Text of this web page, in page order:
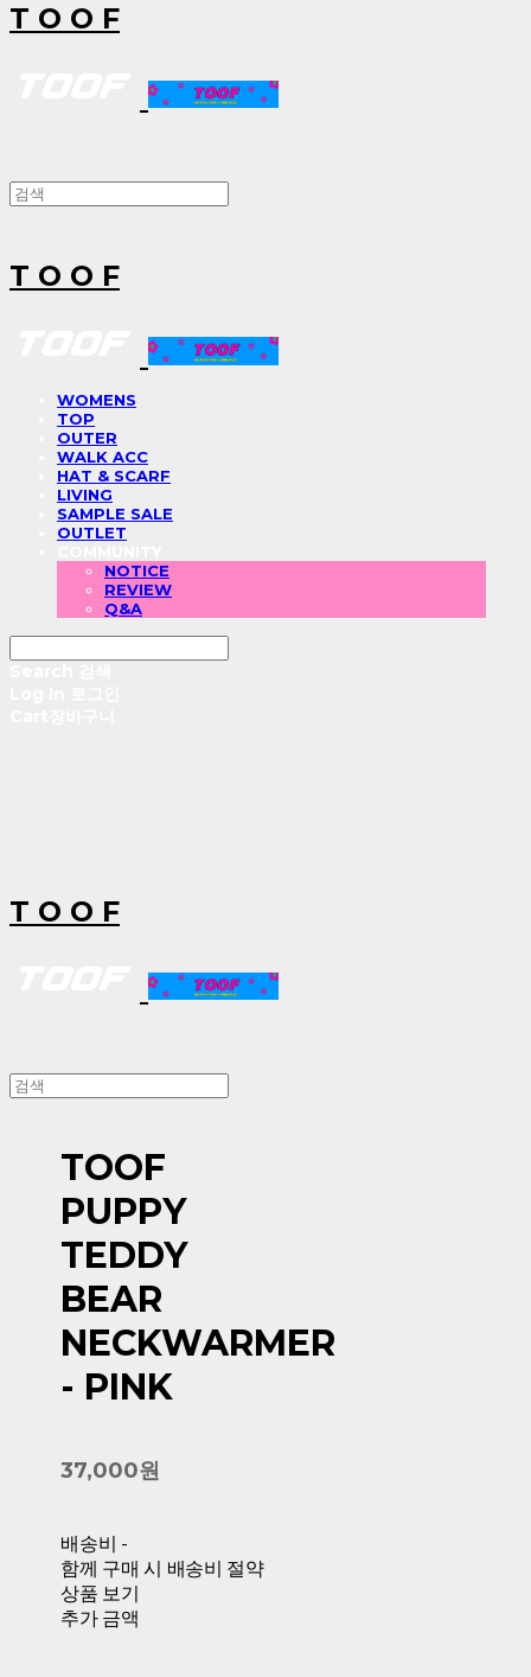
T O O F
T O O F
WOMENS
TOP
OUTER
WALK ACC
HAT & SCARF
LIVING
SAMPLE SALE
OUTLET
NOTICE
REVIEW
Q&A
T O O F
TOOF
PUPPY
TEDDY
BEAR
NECKWARMER
- PINK
37,000원
배송비 -
함께 구매 시 배송비 절약
상품 보기
추가 금액